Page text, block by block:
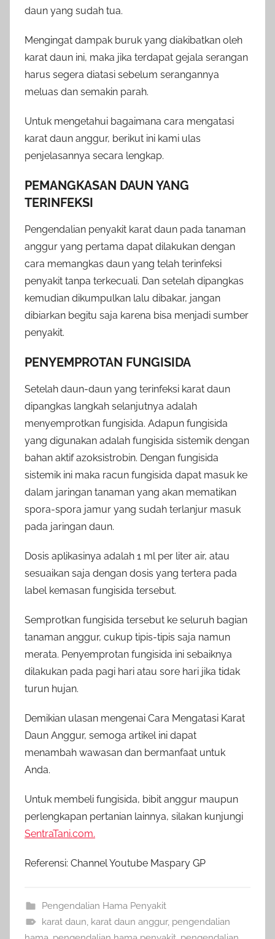
daun yang sudah tua.
Mengingat dampak buruk yang diakibatkan oleh
karat daun ini, maka jika terdapat gejala serangan
harus segera diatasi sebelum serangannya
meluas dan semakin parah.
Untuk mengetahui bagaimana cara mengatasi
karat daun anggur, berikut ini kami ulas
penjelasannya secara lengkap.
PEMANGKASAN DAUN YANG
TERINFEKSI
Pengendalian penyakit karat daun pada tanaman
anggur yang pertama dapat dilakukan dengan
cara memangkas daun yang telah terinfeksi
penyakit tanpa terkecuali. Dan setelah dipangkas
kemudian dikumpulkan lalu dibakar, jangan
dibiarkan begitu saja karena bisa menjadi sumber
penyakit.
PENYEMPROTAN FUNGISIDA
Setelah daun-daun yang terinfeksi karat daun
dipangkas langkah selanjutnya adalah
menyemprotkan fungisida. Adapun fungisida
yang digunakan adalah fungisida sistemik dengan
bahan aktif azoksistrobin. Dengan fungisida
sistemik ini maka racun fungisida dapat masuk ke
dalam jaringan tanaman yang akan mematikan
spora-spora jamur yang sudah terlanjur masuk
pada jaringan daun.
Dosis aplikasinya adalah 1 ml per liter air, atau
sesuaikan saja dengan dosis yang tertera pada
label kemasan fungisida tersebut.
Semprotkan fungisida tersebut ke seluruh bagian
tanaman anggur, cukup tipis-tipis saja namun
merata. Penyemprotan fungisida ini sebaiknya
dilakukan pada pagi hari atau sore hari jika tidak
turun hujan.
Demikian ulasan mengenai Cara Mengatasi Karat
Daun Anggur, semoga artikel ini dapat
menambah wawasan dan bermanfaat untuk
Anda.
Untuk membeli fungisida, bibit anggur maupun
perlengkapan pertanian lainnya, silakan kunjungi
SentraTani.com.
Referensi: Channel Youtube Maspary GP
Pengendalian Hama Penyakit
karat daun, karat daun anggur, pengendalian